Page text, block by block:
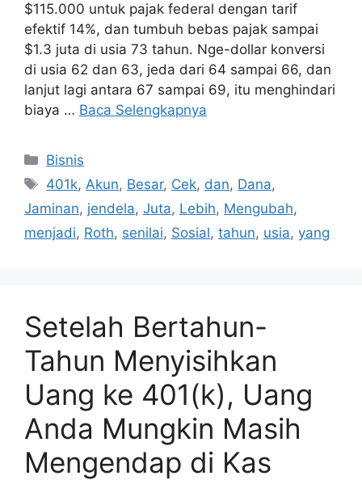
$115.000 untuk pajak federal dengan tarif
efektif 14%, dan tumbuh bebas pajak sampai
$1.3 juta di usia 73 tahun. Nge-dollar konversi
di usia 62 dan 63, jeda dari 64 sampai 66, dan
lanjut lagi antara 67 sampai 69, itu menghindari
biaya … Baca Selengkapnya
Kategori
Bisnis
Tag
401k,Akun, Besar, Cek, dan, Dana,
Jaminan, jendela, Juta, Lebih, Mengubah,
menjadi, Roth, senilai, Sosial, tahun, usia, yang
Setelah Bertahun-
Tahun Menyisihkan
Uang ke 401(k), Uang
Anda Mungkin Masih
Mengendap di Kas